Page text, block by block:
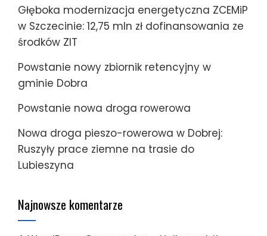
Głęboka modernizacja energetyczna ZCEMiP
w Szczecinie: 12,75 mln zł dofinansowania ze
środków ZIT
Powstanie nowy zbiornik retencyjny w
gminie Dobra
Powstanie nowa droga rowerowa
Nowa droga pieszo-rowerowa w Dobrej:
Ruszyły prace ziemne na trasie do
Lubieszyna
Najnowsze komentarze